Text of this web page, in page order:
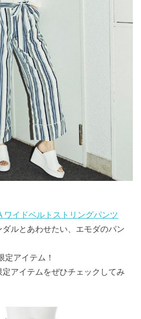
ワイドベルトストリングパンツ
ルとあわせたい、エモダのパン
定アイテム！
アイテムをぜひチェックしてみ